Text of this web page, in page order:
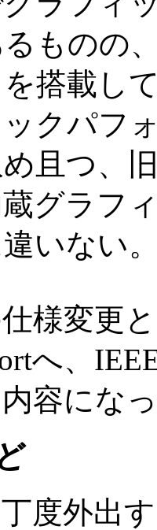
ものの
搭載し
クパフ
且つ、
グラフ
いない
様変更
へ、
容にな
度外出